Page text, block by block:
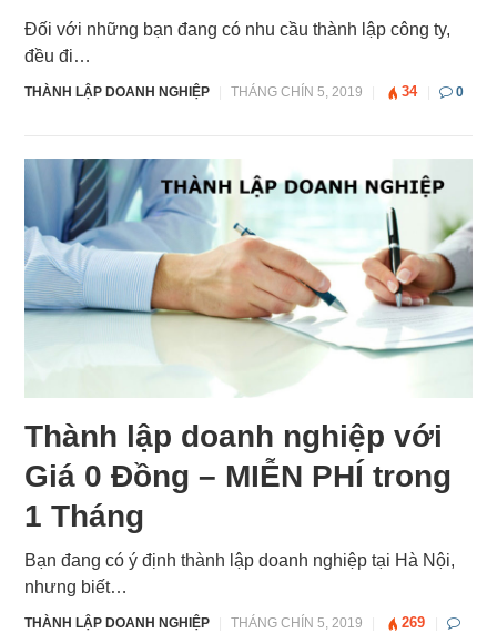
Đối với những bạn đang có nhu cầu thành lập công ty,
đều đi…
THÀNH LẬP DOANH NGHIỆP THÁNG CHÍN 5, 2019 34 0
Thành lập doanh nghiệp với
Giá 0 Đồng – MIỄN PHÍ trong
1 Tháng
Bạn đang có ý định thành lập doanh nghiệp tại Hà Nội,
nhưng biết…
THÀNH LẬP DOANH NGHIỆP THÁNG CHÍN 5, 2019 269